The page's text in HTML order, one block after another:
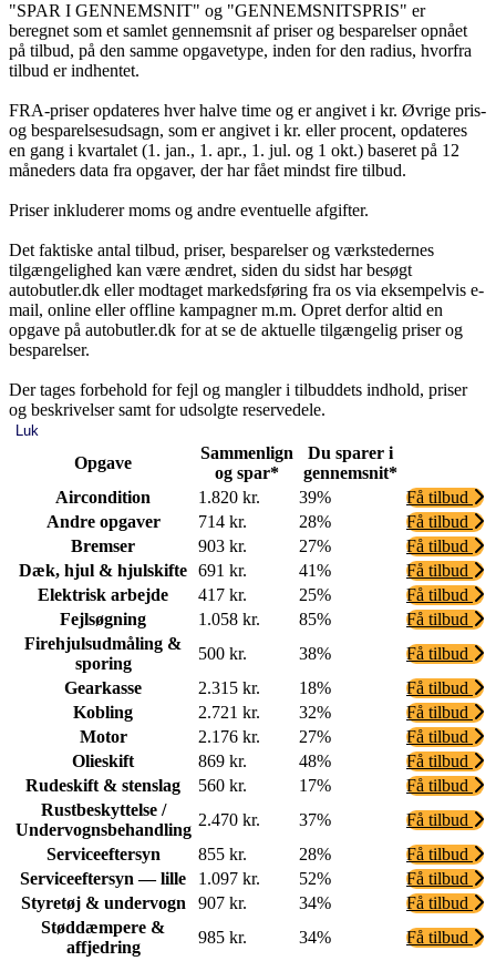
"SPAR I GENNEMSNIT" og "GENNEMSNITSPRIS" er
beregnet som et samlet gennemsnit af priser og besparelser opnået
på tilbud, på den samme opgavetype, inden for den radius, hvorfra
tilbud er indhentet.
FRA-priser opdateres hver halve time og er angivet i kr. Øvrige pris-
og besparelsesudsagn, som er angivet i kr. eller procent, opdateres
en gang i kvartalet (1. jan., 1. apr., 1. jul. og 1 okt.) baseret på 12
måneders data fra opgaver, der har fået mindst fire tilbud.
Priser inkluderer moms og andre eventuelle afgifter.
Det faktiske antal tilbud, priser, besparelser og værkstedernes
tilgængelighed kan være ændret, siden du sidst har besøgt
autobutler.dk eller modtaget markedsføring fra os via eksempelvis e-
mail, online eller offline kampagner m.m. Opret derfor altid en
opgave på autobutler.dk for at se de aktuelle tilgængelig priser og
besparelser.
Der tages forbehold for fejl og mangler i tilbuddets indhold, priser
og beskrivelser samt for udsolgte reservedele.
Luk
Opgave
Sammenlign
og spar*
Du sparer i
gennemsnit*
Aircondition
1.820 kr. 39%
Få tilbud
Andre opgaver
714 kr. 28%
Få tilbud
Bremser
903 kr. 27%
Få tilbud
Dæk, hjul & hjulskifte 691 kr. 41%
Få tilbud
Elektrisk arbejde
417 kr. 25%
Få tilbud
Fejlsøgning
1.058 kr. 85%
Få tilbud
Firehjulsudmåling &
sporing
500 kr. 38%
Få tilbud
Gearkasse
2.315 kr. 18%
Få tilbud
Kobling
2.721 kr. 32%
Få tilbud
Motor
2.176 kr. 27%
Få tilbud
Olieskift
869 kr. 48%
Få tilbud
Rudeskift & stenslag
560 kr. 17%
Få tilbud
Rustbeskyttelse /
Undervognsbehandling
2.470 kr. 37%
Få tilbud
Serviceeftersyn
855 kr. 28%
Få tilbud
Serviceeftersyn — lille
1.097 kr. 52%
Få tilbud
Styretøj & undervogn
907 kr. 34%
Få tilbud
Støddæmpere &
affjedring
985 kr. 34%
Få tilbud